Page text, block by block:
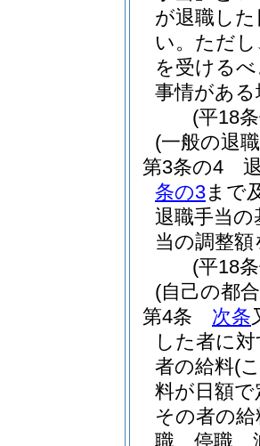
が退職し
い。 ただ
を受ける
事情があ
(平18
(一般の退
第3条の4
条の3まで
退職手当の
当の調整
(平18
(自己の都
第4条
次条
した者に
者の給料(
料が日額
その者の
職、停職